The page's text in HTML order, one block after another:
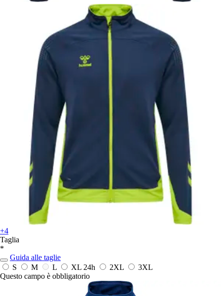
+4
Taglia
*
Guida alle taglie
S
M L XL 24h 2XL
3XL
Questo campo è obbligatorio